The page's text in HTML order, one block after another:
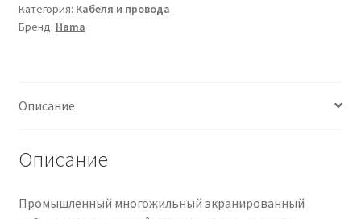
Lightning/USB
A,
Категория: Кабеля и провода
Бренд: Hama
Описание
Описание
Промышленный многожильный экранированный